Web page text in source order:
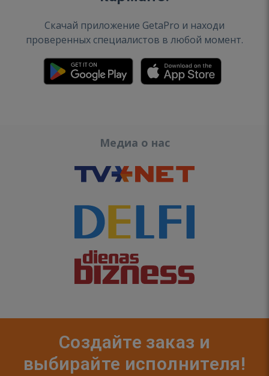
Скачай приложение GetaPro и находи
проверенных специалистов в любой момент.
Медиа о нас
Создайте заказ и
выбирайте исполнителя!